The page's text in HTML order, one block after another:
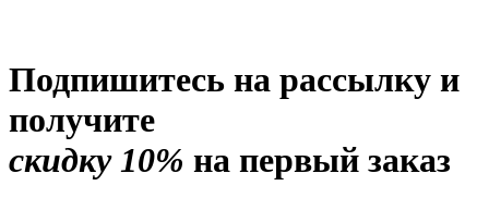
Подпишитесь на рассылку и
получите
скидку 10% на первый заказ